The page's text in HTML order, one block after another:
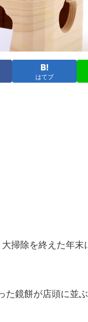
はてブ
掃除を終えた年末
た鏡餅が店頭に並